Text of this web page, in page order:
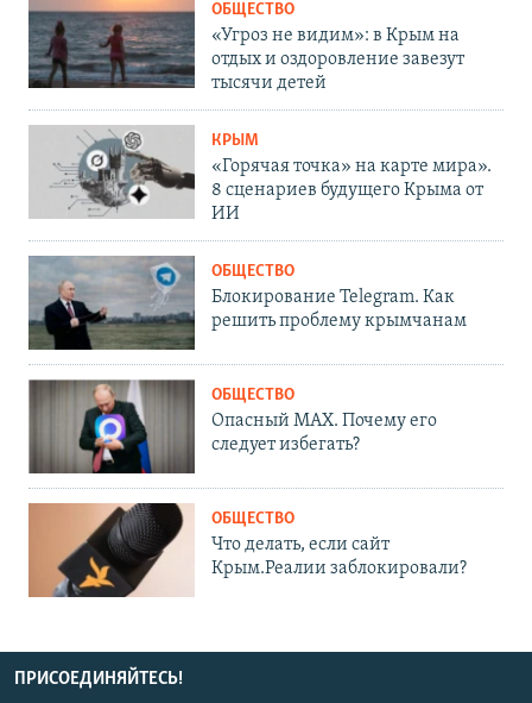
ОБЩЕСТВО
«Угроз не видим»: в Крым на
отдых и оздоровление завезут
тысячи детей
КРЫМ
«Горячая точка» на карте мира».
8 сценариев будущего Крыма от
ИИ
ОБЩЕСТВО
Блокирование Telegram. Как
решить проблему крымчанам
ОБЩЕСТВО
Опасный MAX. Почему его
следует избегать?
ОБЩЕСТВО
Что делать, если сайт
Крым.Реалии заблокировали?
ПРИСОЕДИНЯЙТЕСЬ!